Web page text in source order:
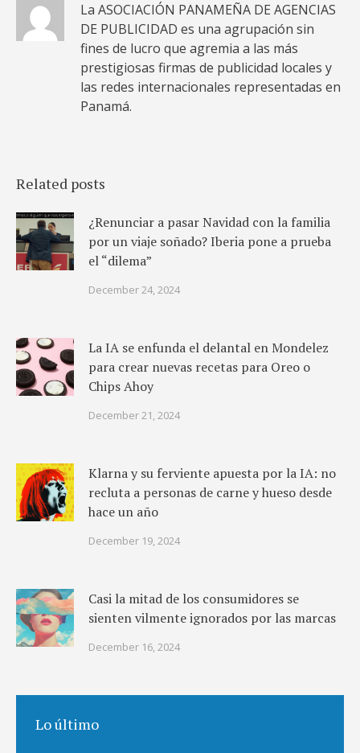
La ASOCIACIÓN PANAMEÑA DE AGENCIAS
DE PUBLICIDAD es una agrupación sin
fines de lucro que agremia a las más
prestigiosas firmas de publicidad locales y
las redes internacionales representadas en
Panamá.
Related posts
¿Renunciar a pasar Navidad con la familia
por un viaje soñado? Iberia pone a prueba
el “dilema”
December 24, 2024
La IA se enfunda el delantal en Mondelez
para crear nuevas recetas para Oreo o
Chips Ahoy
December 21, 2024
Klarna y su ferviente apuesta por la IA: no
recluta a personas de carne y hueso desde
hace un año
December 19, 2024
Casi la mitad de los consumidores se
sienten vilmente ignorados por las marcas
December 16, 2024
Lo último